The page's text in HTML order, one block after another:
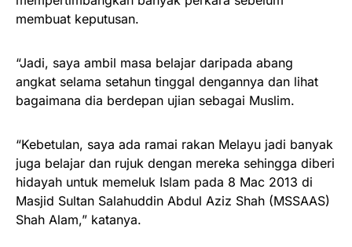
membuat keputusan.
“Jadi, saya ambil masa belajar daripada abang
angkat selama setahun tinggal dengannya dan lihat
bagaimana dia berdepan ujian sebagai Muslim.
“Kebetulan, saya ada ramai rakan Melayu jadi banyak
juga belajar dan rujuk dengan mereka sehingga diberi
hidayah untuk memeluk Islam pada 8 Mac 2013 di
Masjid Sultan Salahuddin Abdul Aziz Shah (MSSAAS)
Shah Alam,” katanya.